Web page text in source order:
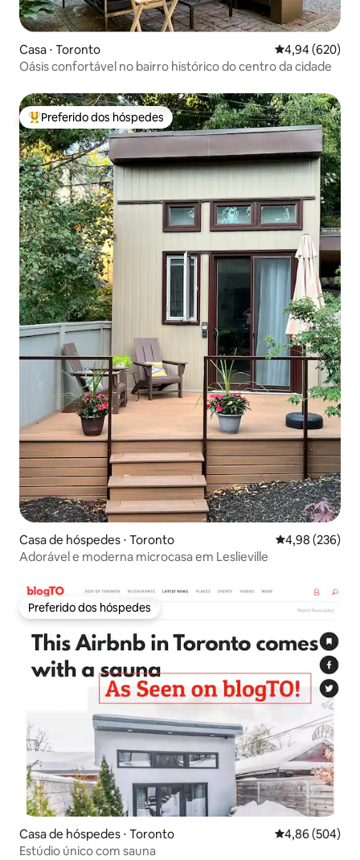
Casa ⋅ Toronto 4,94 de uma
4,94 (620)
Oásis confortável no bairro histórico do centro da cidade
Entre os melhores preferidos dos hóspedes
Preferido dos hóspedes
Casa de hóspedes ⋅ Toronto 4,98 de uma
4,98 (236)
Adorável e moderna microcasa em Leslieville
Preferido dos hóspedes
Preferido dos hóspedes
Casa de hóspedes ⋅ Toronto 4,86 de uma
4,86 (504)
Estúdio único com sauna